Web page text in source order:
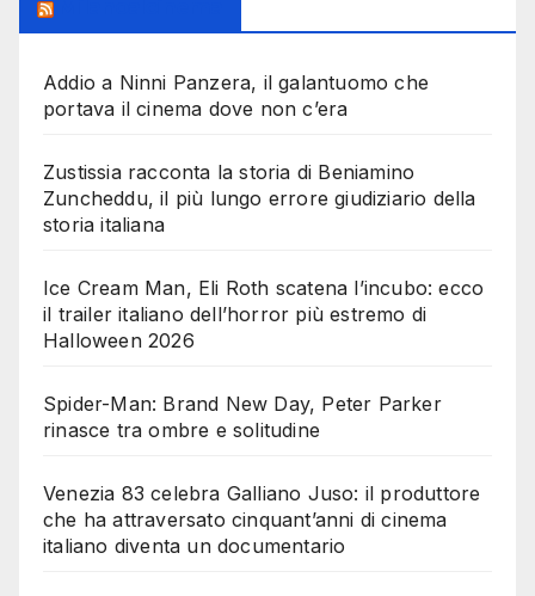
Addio a Ninni Panzera, il galantuomo che
portava il cinema dove non c’era
Zustissia racconta la storia di Beniamino
Zuncheddu, il più lungo errore giudiziario della
storia italiana
Ice Cream Man, Eli Roth scatena l’incubo: ecco
il trailer italiano dell’horror più estremo di
Halloween 2026
Spider-Man: Brand New Day, Peter Parker
rinasce tra ombre e solitudine
Venezia 83 celebra Galliano Juso: il produttore
che ha attraversato cinquant’anni di cinema
italiano diventa un documentario